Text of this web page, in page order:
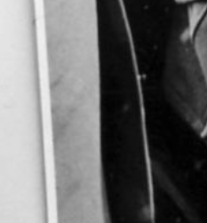
Michel Brault
Montréal, Octobre 1970. Suite à la
pleine nuit, au hasard, ou sur des